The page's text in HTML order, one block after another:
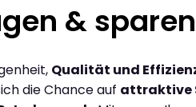
&
Qualität und
die Chance auf attraktive